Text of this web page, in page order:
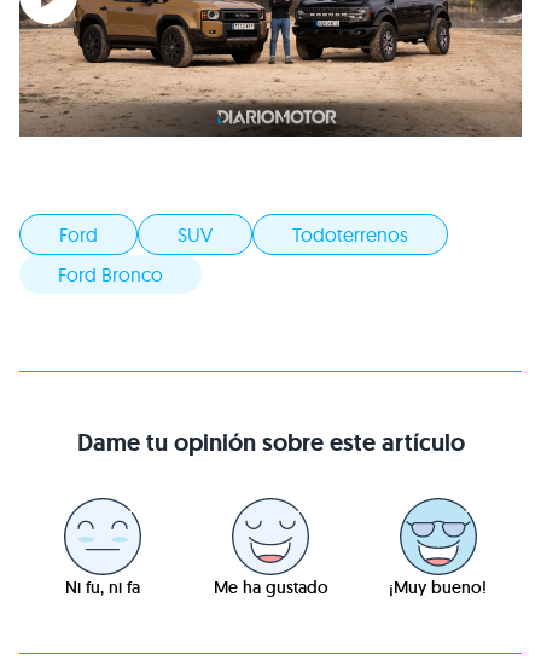
Ford SUV
Todoterrenos
Ford Bronco
Dame tu opinión sobre este artículo
Ni fu, ni fa Me ha gustado ¡Muy bueno!